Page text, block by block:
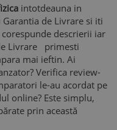
intotdeauna in
de Livrare si iti
descrierii iar
Livrare primesti
mai ieftin. Ai
Verifica review-
le-au acordat pe
online? Este simplu,
prin această